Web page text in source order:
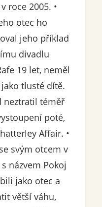
roce 2005. •
otec ho
jeho příklad
divadlu
19 let, neměl
tlusté dítě.
neztratil téměř
poté,
Affair. •
svým otcem v
názvem Pokoj
jako otec a
větší váhu,